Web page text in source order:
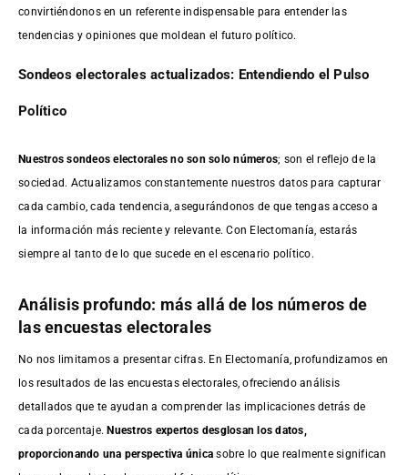
convirtiéndonos en un referente indispensable para entender las
tendencias y opiniones que moldean el futuro político.
Sondeos electorales actualizados: Entendiendo el Pulso
Político
Nuestros sondeos electorales no son solo números; son el reflejo de la
sociedad. Actualizamos constantemente nuestros datos para capturar
cada cambio, cada tendencia, asegurándonos de que tengas acceso a
la información más reciente y relevante. Con Electomanía, estarás
siempre al tanto de lo que sucede en el escenario político.
Análisis profundo: más allá de los números de
las encuestas electorales
No nos limitamos a presentar cifras. En Electomanía, profundizamos en
los resultados de las encuestas electorales, ofreciendo análisis
detallados que te ayudan a comprender las implicaciones detrás de
cada porcentaje.Nuestros expertos desglosan los datos,
proporcionando una perspectiva única sobre lo que realmente significan